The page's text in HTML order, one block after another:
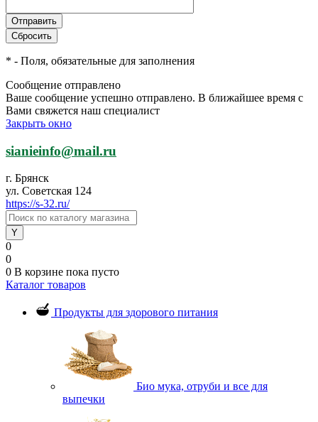
* - Поля, обязательные для заполнения
Сообщение отправлено
Ваше сообщение успешно отправлено. В ближайшее время с
Вами свяжется наш специалист
Закрыть окно
sianieinfo@mail.ru
г. Брянск
ул. Советская 124
https://s-32.ru/
0
0
0 В корзине пока пусто
Каталог товаров
Продукты для здорового питания
Био мука, отруби и все для
выпечки